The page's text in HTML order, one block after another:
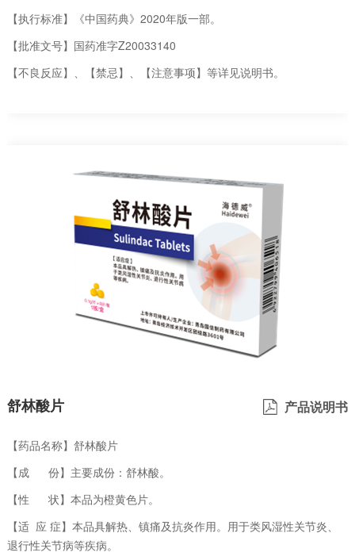
【执行标准】《中国药典》2020年版一部。
【批准文号】国药准字Z20033140
【不良反应】、【禁忌】、【注意事项】等详见说明书。
舒林酸片 产品说明书
【药品名称】舒林酸片
【成 份】主要成份：舒林酸。
【性 状】本品为橙黄色片。
【适 应 症】本品具解热、镇痛及抗炎作用。用于类风湿性关节炎、
退行性关节病等疾病。